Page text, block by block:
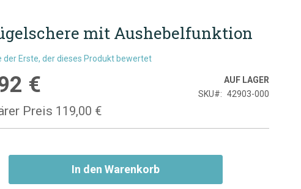
mit Aushebelfunktion
der Erste, der dieses Produkt bewertet
€
Preis 119,00 €
AUF LAGER
SKU
42903-000
In den Warenkorb